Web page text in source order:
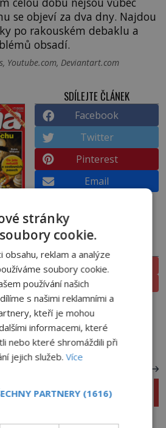
se objeví za dva dny. Najdou
po rakouském debaklu a
obsadí.
Youtube.com, Deviantart.com
SDÍLEJTE ČLÁNEK
Facebook
Twitter
Pinterest
Email
PŘEDPLATNÉ
ELEKTRONICKÉ
TIŠTĚNÉ
Zavraždí 91 lidí,
dívek
v podobě MHD: Indie, nebo
Afrika?
stránky
cookie.
obsahu, reklam a analýze
soubory cookie.
používání našich
s našimi reklamními a
kteří je mohou
informacemi, které
nebo které shromáždili při
jejich služeb.Více
PARTNERY (1616)